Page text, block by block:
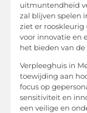
uitmuntendheid
zal blijven spelen
ziet er
voor innovatie en
het bieden van
Verpleeghuis in
toewijding aan
focus op
sensitiviteit en
een veilige en